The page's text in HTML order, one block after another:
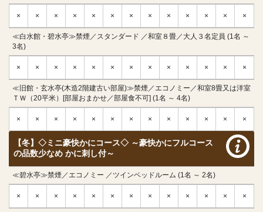
× × × × × × × × × × × × ×
≪白水館・碧水亭≫禁煙／スタンダード ／和室８畳／大人３名定員 (1名 ～
3名)
× × × × × × × × × × × × ×
≪旧館・玄水亭(木造2階建古い部屋)≫禁煙／エコノミー／和室8畳又は洋室
ＴＷ（20平米）[部屋おまかせ／部屋食不可] (1名 ～ 4名)
× × × × × × × × × × × × ×
【冬】◇ミニ豪快かにコース◇ ～豪快かにフルコース
の品数少なめ かに刺し付～
≪碧水亭≫禁煙／エコノミー ／ツインベッドルーム (1名 ～ 2名)
× × × × × × × × × × × × ×